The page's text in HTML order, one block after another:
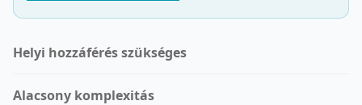
Helyi hozzáférés szükséges
Alacsony komplexitás